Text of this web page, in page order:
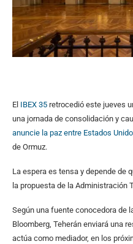
El IBEX 35 retrocedió este jueves
una jornada de consolidación y
anuncie la paz entre Estados
de Ormuz.
La espera es tensa y depende de
la propuesta de la Administración
Según una fuente conocedora de
Bloomberg, Teherán enviará una
actúa como mediador, en los